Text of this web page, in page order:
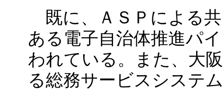
既に、ＡＳＰによる
ある電子自治体推進パ
われている。また、大
る総務サービスシステ